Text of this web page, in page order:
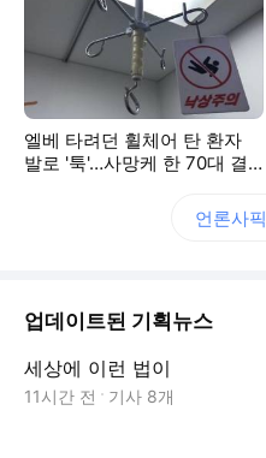
엘베 타려던 휠체어 탄 환자
발로 '툭'…사망케 한 70대 결
언론사픽
업데이트된 기획뉴스
세상에 이런 법이
11시간 전 기사 8개